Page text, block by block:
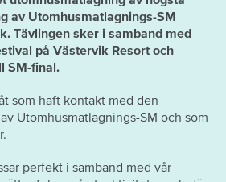
av Utomhusmatlagnings-SM
Tävlingen sker i samband med
på Västervik Resort och
SM-final.
som haft kontakt med den
Utomhusmatlagnings-SM och som
perfekt i samband med vår